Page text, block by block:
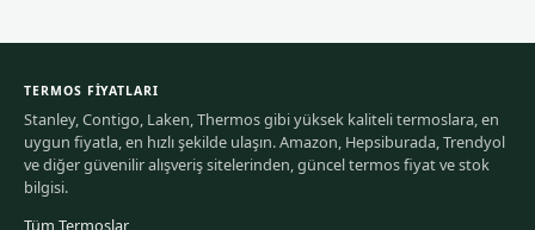
TERMOS FIYATLARI
Stanley, Contigo, Laken, Thermos gibi yüksek kaliteli termoslara, en
uygun fiyatla, en hızlı şekilde ulaşın. Amazon, Hepsiburada, Trendyol
ve diğer güvenilir alışveriş sitelerinden, güncel termos fiyat ve stok
bilgisi.
Tüm Termoslar